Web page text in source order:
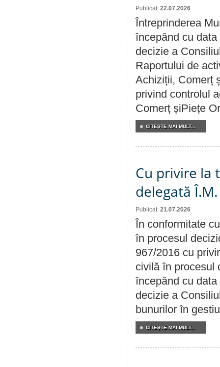
Publicat: 22.07.2026
Întreprinderea
începând cu
decizie a
Raportului de
Achiziții, Comerț
privind controlul
Comerț șiPiețe
CITEŞTE MAI MULT...
Cu privire la
delegată
Publicat: 21.07.2026
În conformitate
în procesul
967/2016 cu
civilă în procesul
începând cu
decizie a
bunurilor în
CITEŞTE MAI MULT...